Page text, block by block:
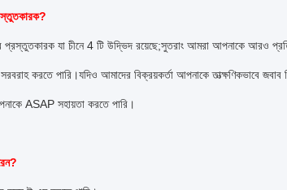
যা চীনে 4 টি উদ্ভিদ রয়েছে;সুতরাং আমরা আপনাকে আরও
সরবরাহ করতে পারি।যদিও আমাদের বিক্রয়কর্তা আপনাকে তাত্ক্ষণিকভাবে
ASAP সহায়তা করতে পারি।